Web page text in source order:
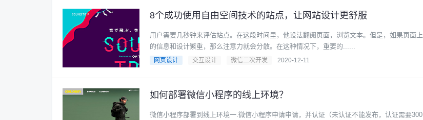
8个成功使用自由空间技术的站点，让网站设计更舒服
用户需要几秒钟来评估站点。在这段时间里，他设法翻阅页面，浏览文本。但是，如果页面上
的信息和设计繁重，那么注意力就会分散。在这种情况下，重要的......
网页设计 交互设计 微信二次开发 2020-12-11
如何部署微信小程序的线上环境？
微信小程序部署到线上环境一.微信小程序申请申请，并认证（未认证不能发布，认证需要300